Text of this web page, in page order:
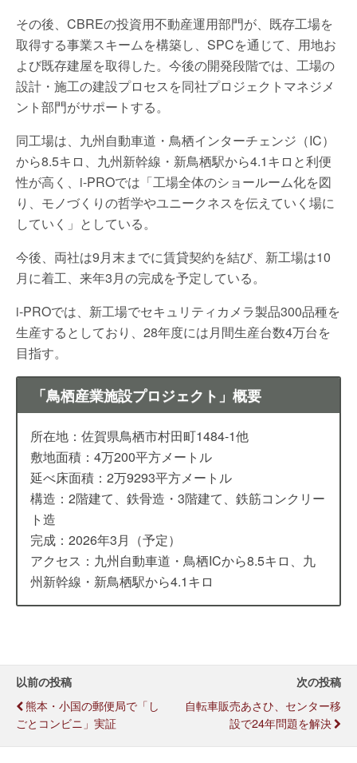
その後、CBREの投資用不動産運用部門が、既存工場を
取得する事業スキームを構築し、SPCを通じて、用地お
よび既存建屋を取得した。今後の開発段階では、工場の
設計・施工の建設プロセスを同社プロジェクトマネジメ
ント部門がサポートする。
同工場は、九州自動車道・鳥栖インターチェンジ（IC）
から8.5キロ、九州新幹線・新鳥栖駅から4.1キロと利便
性が高く、i-PROでは「工場全体のショールーム化を図
り、モノづくりの哲学やユニークネスを伝えていく場に
していく」としている。
今後、両社は9月末までに賃貸契約を結び、新工場は10
月に着工、来年3月の完成を予定している。
i-PROでは、新工場でセキュリティカメラ製品300品種を
生産するとしており、28年度には月間生産台数4万台を
目指す。
「鳥栖産業施設プロジェクト」概要
所在地：佐賀県鳥栖市村田町1484-1他
敷地面積：4万200平方メートル
延べ床面積：2万9293平方メートル
構造：2階建て、鉄骨造・3階建て、鉄筋コンクリー
ト造
完成：2026年3月（予定）
アクセス：九州自動車道・鳥栖ICから8.5キロ、九
州新幹線・新鳥栖駅から4.1キロ
以前の投稿
熊本・小国の郵便局で「し
ごとコンビニ」実証
次の投稿
自転車販売あさひ、センター移
設で24年問題を解決